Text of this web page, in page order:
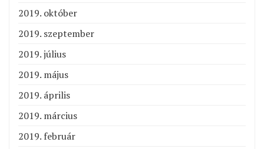
2019. október
2019. szeptember
2019. július
2019. május
2019. április
2019. március
2019. február